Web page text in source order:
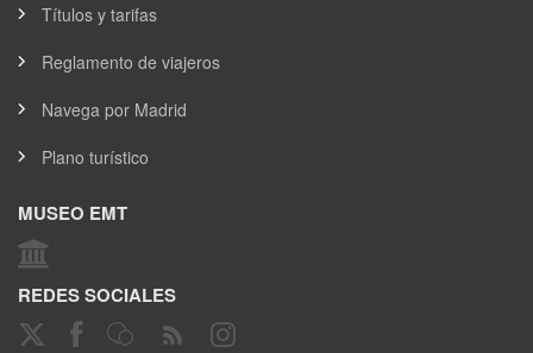
Títulos y tarifas
Reglamento de viajeros
Navega por Madrid
Plano turístico
MUSEO EMT
REDES SOCIALES